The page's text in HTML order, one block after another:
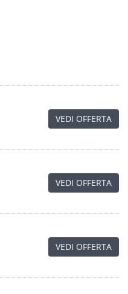
VEDI OFFERTA
VEDI OFFERTA
VEDI OFFERTA